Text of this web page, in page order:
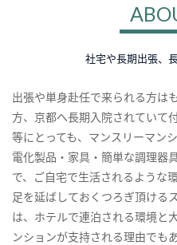
社宅や長期出張、
出張や単身赴任で来られる方は
方、京都へ長期入院されていて
等にとっても、マンスリーマン
電化製品・家具・簡単な調理器
で、ご自宅で生活されるような
足を延ばしておくつろぎ頂ける
は、ホテルで連泊される環境と
ンションが支持される理由でも